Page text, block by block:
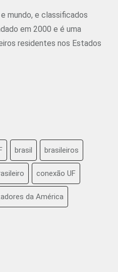
mundo, e classificados
em 2000 e é uma
residentes nos Estados
brasil brasileiros
conexão UF
da América